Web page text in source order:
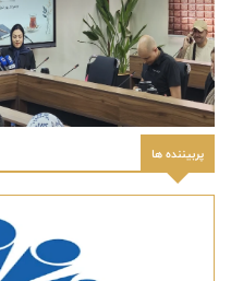
پربیننده ها